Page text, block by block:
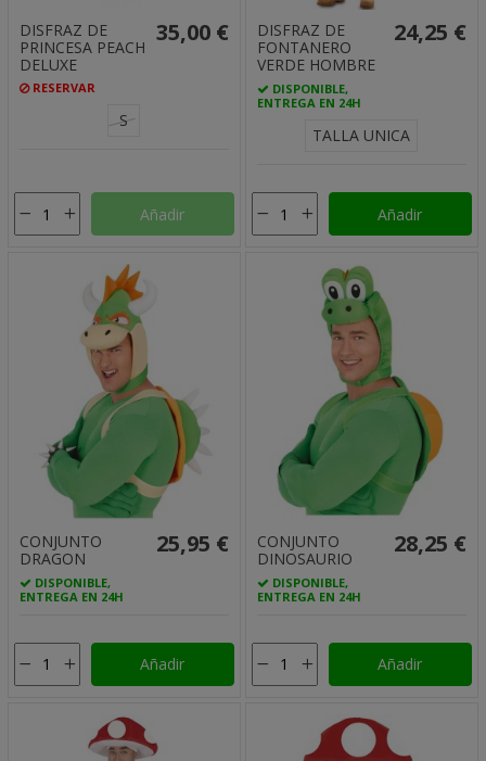
DISFRAZ DE
PRINCESA PEACH
DELUXE
RESERVAR
35,00 €
S
Añadir
DISFRAZ DE
FONTANERO
VERDE HOMBRE
DISPONIBLE,
ENTREGA EN 24H
24,25 €
TALLA UNICA
Añadir
CONJUNTO
DRAGON
DISPONIBLE,
ENTREGA EN 24H
25,95 €
Añadir
CONJUNTO
DINOSAURIO
DISPONIBLE,
ENTREGA EN 24H
28,25 €
Añadir